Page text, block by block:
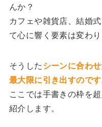
んか？
カフェや雑貨店、結婚
て心に響く要素は変わり
そうしたシーンに合わ
最大限に引き出すのです
ここでは手書きの枠を
紹介します。